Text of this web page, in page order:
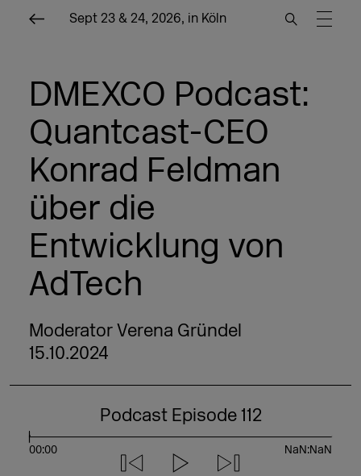
Sept 23 & 24, 2026, in Köln
DMEXCO Podcast:
Quantcast-CEO
Konrad Feldman
über die
Entwicklung von
AdTech
Moderator Verena Gründel
15.10.2024
Podcast Episode 112
00:00 NaN:NaN
S
e
e
k